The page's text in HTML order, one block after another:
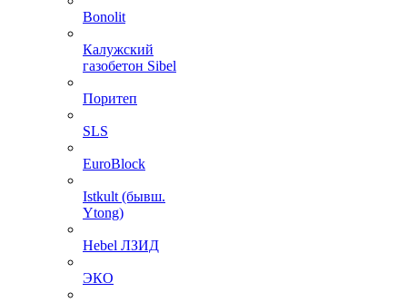
Bonolit
Калужский
газобетон Sibel
Поритеп
SLS
EuroBlock
Istkult (бывш.
Ytong)
Hebel ЛЗИД
ЭКО